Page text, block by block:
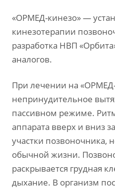
«ОРМЕД-кинезо» —
кинезотерапии
разработка НВП
аналогов.
При лечении на
непринудительное
пассивном режиме.
аппарата вверх и вниз
участки позвоночника,
обычной жизни.
раскрывается грудная
дыхание. В организм